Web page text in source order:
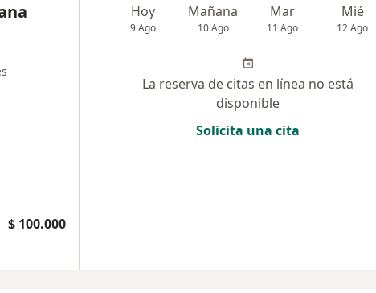
$ 100.000
Hoy
9 Ago
Mañana
10 Ago
Mar
11 Ago
Mié
12 Ago
La reserva de citas en línea no está
disponible
Solicita una cita